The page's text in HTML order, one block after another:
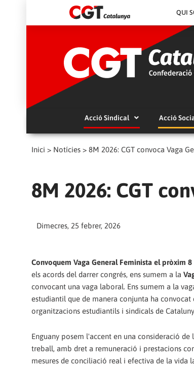
QUI
Acció Sindical Acció
Inici > Notícies > 8M 2026: CGT convoca Vaga
8M 2026: CGT
Dimecres, 25 febrer, 2026
Convoquem Vaga General Feminista el pròxim 8
els acords del darrer congrés, ens sumem a la
convocant una vaga laboral. Ens sumem a la
estudiantil que de manera conjunta ha
organitzacions estudiantils i sindicals de
Enguany posem l'accent en una consideració de
treball, amb dret a remuneració i prestacions
mesures de conciliació real i efectiva de la vida